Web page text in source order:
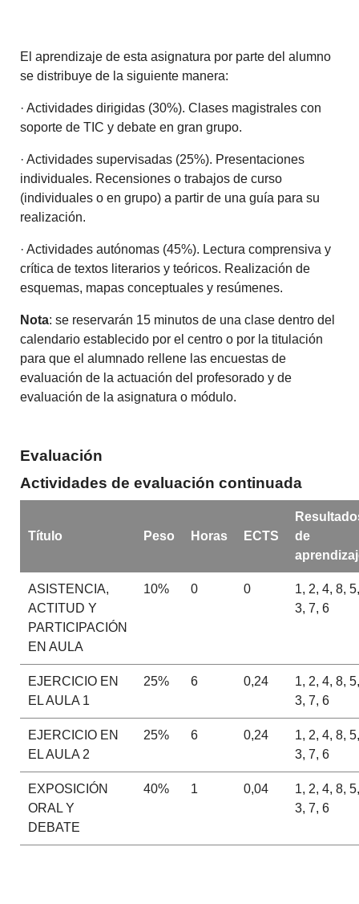
El aprendizaje de esta asignatura por parte del alumno
se distribuye de la siguiente manera:
· Actividades dirigidas (30%). Clases magistrales con
soporte de TIC y debate en gran grupo.
· Actividades supervisadas (25%). Presentaciones
individuales. Recensiones o trabajos de curso
(individuales o en grupo) a partir de una guía para su
realización.
· Actividades autónomas (45%). Lectura comprensiva y
crítica de textos literarios y teóricos. Realización de
esquemas, mapas conceptuales y resúmenes.
Nota: se reservarán 15 minutos de una clase dentro del
calendario establecido por el centro o por la titulación
para que el alumnado rellene las encuestas de
evaluación de la actuación del profesorado y de
evaluación de la asignatura o módulo.
Evaluación
Actividades de evaluación continuada
Título Peso Horas ECTS
de
ASISTENCIA,
ACTITUD Y
PARTICIPACIÓN
EN AULA
10% 0 0
1, 2, 4, 8, 5,
3, 7, 6
EJERCICIO EN
EL AULA 1
25% 6 0,24
1, 2, 4, 8, 5,
3, 7, 6
EJERCICIO EN
EL AULA 2
25% 6 0,24
1, 2, 4, 8, 5,
3, 7, 6
EXPOSICIÓN
ORAL Y
DEBATE
40% 1 0,04
1, 2, 4, 8, 5,
3, 7, 6